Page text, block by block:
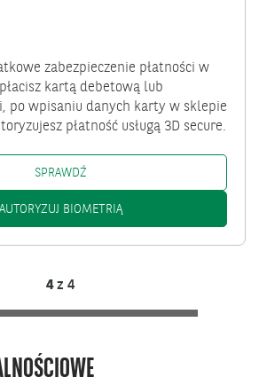
zabezpieczenie płatności w
kartą debetową lub
po wpisaniu danych karty w sklepie
płatność usługą 3D secure.
SPRAWDŹ3D SECURE: /PL/KLIENCI-
AUTORYZUJ BIOMETRIĄ3D SECURE: /KLIENCI-
4z 4